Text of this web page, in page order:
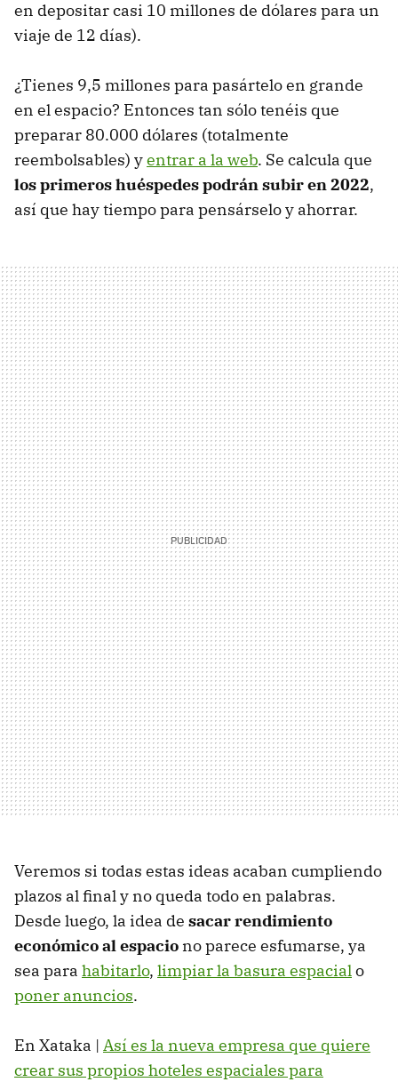
en depositar casi 10 millones de dólares para un
viaje de 12 días).
¿Tienes 9,5 millones para pasártelo en grande
en el espacio? Entonces tan sólo tenéis que
preparar 80.000 dólares (totalmente
reembolsables) yentrar a la web. Se calcula que
los primeros huéspedes podrán subir en 2022,
así que hay tiempo para pensárselo y ahorrar.
Veremos si todas estas ideas acaban cumpliendo
plazos al final y no queda todo en palabras.
Desde luego, la idea de sacar rendimiento
económico al espacio no parece esfumarse, ya
sea para habitarlo, limpiar la basura espacialo
poner anuncios.
En Xataka | Así es la nueva empresa que quiere
crear sus propios hoteles espaciales para